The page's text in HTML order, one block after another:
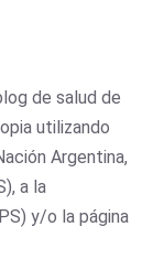
de salud de
utilizando
Argentina,
a la
y/o la página